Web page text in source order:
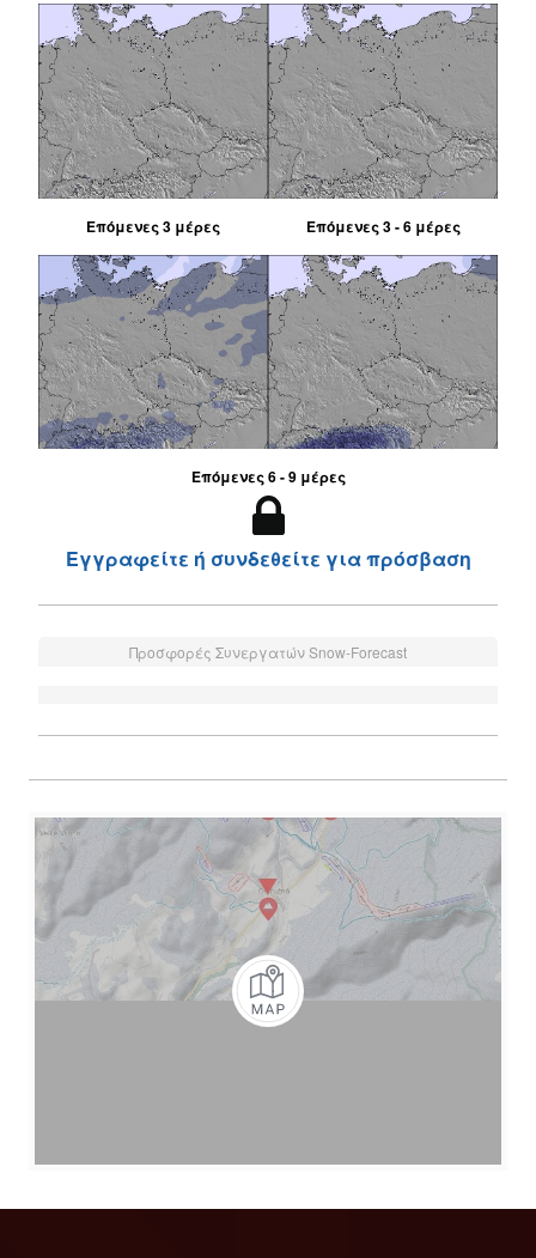
Επόμενες 3 μέρες Επόμενες 3 - 6 μέρες
Επόμενες 6 - 9 μέρες
Εγγραφείτε ή συνδεθείτε για πρόσβαση
Προσφορές Συνεργατών Snow-Forecast